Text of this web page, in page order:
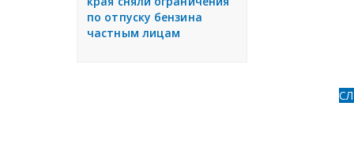
по отпуску бензина
частным лицам